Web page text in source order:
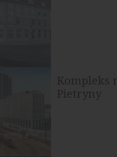
Kompleks
Pietryny